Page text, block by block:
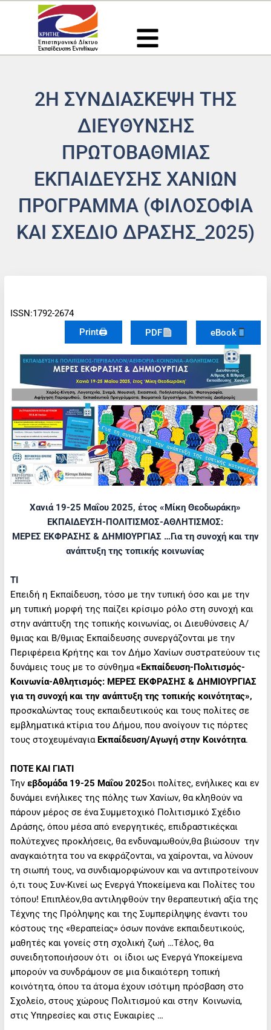
Μετάβαση
περιεχόμενο
2Η ΣΥΝΔΙΆΣΚΕΨΗ ΤΗΣ
ΔΙΕΎΘΥΝΣΗΣ
ΠΡΩΤΟΒΆΘΜΙΑΣ
ΕΚΠΑΊΔΕΥΣΗΣ ΧΑΝΊΩΝ
ΠΡΟΓΡΑΜΜΑ (ΦΙΛΟΣΟΦΊΑ
ΚΑΙ ΣΧΈΔΙΟ ΔΡΆΣΗΣ_2025)
ISSN:1792-2674
Print🖨
PDF eBook
Χανιά 19-25 Μαΐου 2025, έτος «Μίκη Θεοδωράκη»
ΕΚΠΑΙΔΕΥΣΗ-ΠΟΛΙΤΙΣΜΟΣ-ΑΘΛΗΤΙΣΜΟΣ:
ΜΕΡΕΣ ΕΚΦΡΑΣΗΣ & ΔΗΜΙΟΥΡΓΙΑΣ …Για τη συνοχή και την
ανάπτυξη της τοπικής κοινωνίας
ΤΙ
Επειδή η Εκπαίδευση, τόσο με την τυπική όσο και με την
μη τυπική μορφή της παίζει κρίσιμο ρόλο στη συνοχή και
στην ανάπτυξη της τοπικής κοινωνίας, οι Διευθύνσεις Α/
θμιας και Β/θμιας Εκπαίδευσης συνεργάζονται με την
Περιφέρεια Κρήτης και τον Δήμο Χανίων συστρατεύουν τις
δυνάμεις τους με το σύνθημα «Εκπαίδευση-Πολιτισμός-
Kοινωνία-Αθλητισμός: ΜΕΡΕΣ ΕΚΦΡΑΣΗΣ & ΔΗΜΙΟΥΡΓΙΑΣ
για τη συνοχή και την ανάπτυξη της τοπικής κοινότητας»,
προσκαλώντας τους εκπαιδευτικούς και τους πολίτες σε
εμβληματικά κτίρια του Δήμου, που ανοίγουν τις πόρτες
τους στοχευμέναγια Εκπαίδευση/Αγωγή στην Κοινότητα.
ΠΟΤΕ ΚΑΙ ΓΙΑΤΙ
Την εβδομάδα 19-25 Μαΐου 2025οι πολίτες, ενήλικες και εν
δυνάμει ενήλικες της πόλης των Χανίων, θα κληθούν να
πάρουν μέρος σε ένα Συμμετοχικό Πολιτισμικό Σχέδιο
Δράσης, όπου μέσα από ενεργητικές, επιδραστικέςκαι
πολύτεχνες προκλήσεις, θα ενδυναμωθούν,θα βιώσουν την
αναγκαιότητα του να εκφράζονται, να χαίρονται, να λύνουν
τη σιωπή τους, να συνδιαμορφώνουν και να αντιπροτείνουν
ό,τι τους Συν-Κινεί ως Ενεργά Υποκείμενα και Πολίτες του
τόπου! Επιπλέον,θα αντιληφθούν την θεραπευτική αξία της
Τέχνης της Πρόληψης και της Συμπερίληψης έναντι του
κόστους της «θεραπείας» όσων πονάνε εκπαιδευτικούς,
μαθητές και γονείς στη σχολική ζωή …Τέλος, θα
συνειδητοποιήσουν ότι οι ίδιοι ως Ενεργά Υποκείμενα
μπορούν να συνδράμουν σε μια δικαιότερη τοπική
κοινότητα, όπου τα άτομα έχουν ισότιμη πρόσβαση στο
Σχολείο, στους χώρους Πολιτισμού και στην Κοινωνία,
στις Υπηρεσίες και στις Ευκαιρίες …